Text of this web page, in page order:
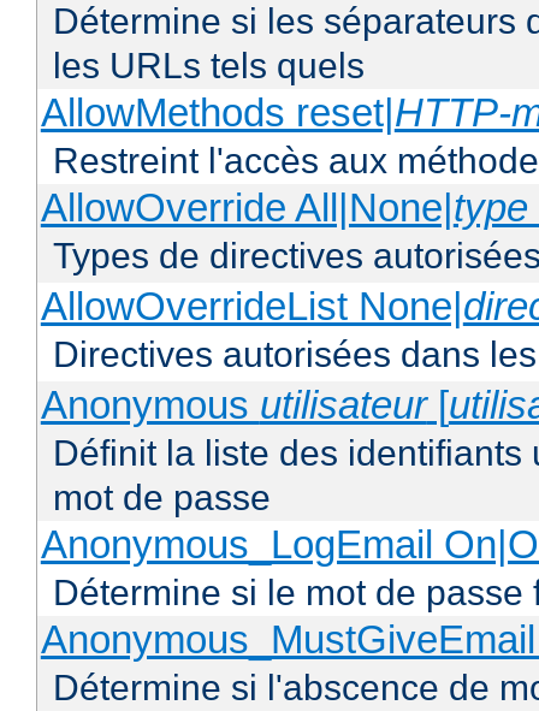
Détermine si les séparateurs
les URLs tels quels
AllowMethods reset|HTTP-
Restreint l'accès aux
AllowOverride All|None|type
Types de directives
AllowOverrideList None|
Directives autorisées dans
Anonymous utilisateur[
Définit la liste des
mot de passe
Anonymous_LogEmail
Détermine si le mot de
Détermine si l'abscence de